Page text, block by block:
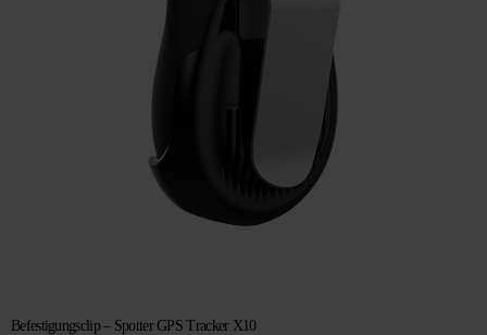
Befestigungsclip – Spotter GPS Tracker X10